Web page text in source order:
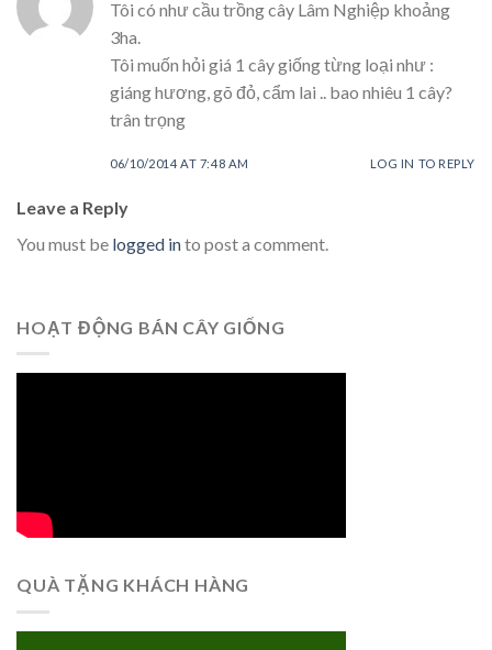
Tôi có như cầu trồng cây Lâm Nghiệp khoảng
3ha.
Tôi muốn hỏi giá 1 cây giống từng loại như :
giáng hương, gõ đỏ, cẩm lai .. bao nhiêu 1 cây?
trân trọng
06/10/2014 AT 7:48 AM LOG IN TO REPLY
Leave a Reply
You must be logged into post a comment.
HOẠT ĐỘNG BÁN CÂY GIỐNG
QUÀ TẶNG KHÁCH HÀNG